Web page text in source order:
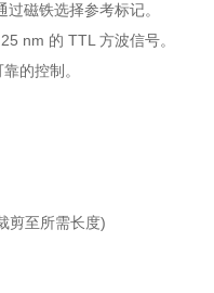
磁铁选择参考标记。
nm 的 TTL 方波信号。
的控制。
剪至所需长度)